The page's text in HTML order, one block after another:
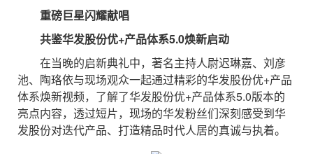
重磅巨星闪耀献唱
共鉴华发股份优+产品体系5.0焕新启动
在当晚的启新典礼中，著名主持人尉迟琳嘉、刘彦
池、陶珞依与现场观众一起通过精彩的华发股份优+产品
体系焕新视频，了解了华发股份优+产品体系5.0版本的
亮点内容，透过短片，现场的华发粉丝们深刻感受到华
发股份对迭代产品、打造精品时代人居的真诚与执着。